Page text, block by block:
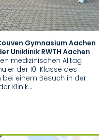
Gymnasium Aachen
Uniklinik RWTH Aachen
medizinischen Alltag
der 10. Klasse des
einem Besuch in der
Klinik…